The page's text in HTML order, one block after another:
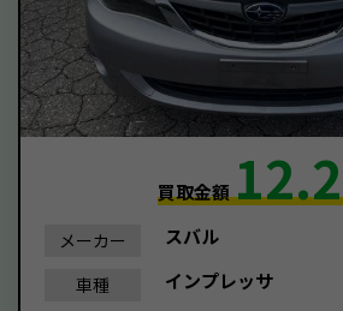
買取金額12.2
メーカー スバル
車種 インプレッサ